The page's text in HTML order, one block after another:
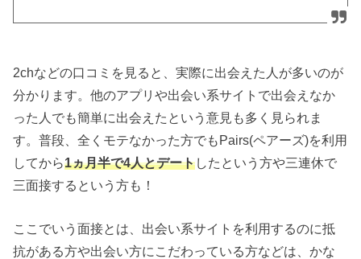
2chなどの口コミを見ると、実際に出会えた人が多いのが
分かります。他のアプリや出会い系サイトで出会えなか
った人でも簡単に出会えたという意見も多く見られま
す。普段、全くモテなかった方でもPairs(ペアーズ)を利用
してから1ヵ月半で4人とデートしたという方や三連休で
三面接するという方も！
ここでいう面接とは、出会い系サイトを利用するのに抵
抗がある方や出会い方にこだわっている方などは、かな